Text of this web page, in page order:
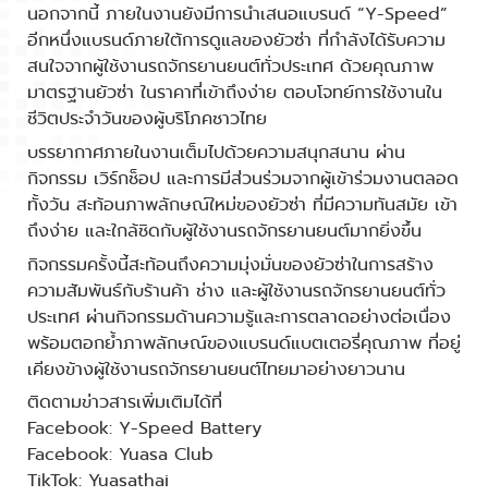
นอกจากนี้ ภายในงานยังมีการนำเสนอแบรนด์ “Y-Speed”
อีกหนึ่งแบรนด์ภายใต้การดูแลของยัวซ่า ที่กำลังได้รับความ
สนใจจากผู้ใช้งานรถจักรยานยนต์ทั่วประเทศ ด้วยคุณภาพ
มาตรฐานยัวซ่า ในราคาที่เข้าถึงง่าย ตอบโจทย์การใช้งานใน
ชีวิตประจำวันของผู้บริโภคชาวไทย
บรรยากาศภายในงานเต็มไปด้วยความสนุกสนาน ผ่าน
กิจกรรม เวิร์กช็อป และการมีส่วนร่วมจากผู้เข้าร่วมงานตลอด
ทั้งวัน สะท้อนภาพลักษณ์ใหม่ของยัวซ่า ที่มีความทันสมัย เข้า
ถึงง่าย และใกล้ชิดกับผู้ใช้งานรถจักรยานยนต์มากยิ่งขึ้น
กิจกรรมครั้งนี้สะท้อนถึงความมุ่งมั่นของยัวซ่าในการสร้าง
ความสัมพันธ์กับร้านค้า ช่าง และผู้ใช้งานรถจักรยานยนต์ทั่ว
ประเทศ ผ่านกิจกรรมด้านความรู้และการตลาดอย่างต่อเนื่อง
พร้อมตอกย้ำภาพลักษณ์ของแบรนด์แบตเตอรี่คุณภาพ ที่อยู่
เคียงข้างผู้ใช้งานรถจักรยานยนต์ไทยมาอย่างยาวนาน
ติดตามข่าวสารเพิ่มเติมได้ที่
Facebook: Y-Speed Battery
Facebook: Yuasa Club
TikTok: Yuasathai